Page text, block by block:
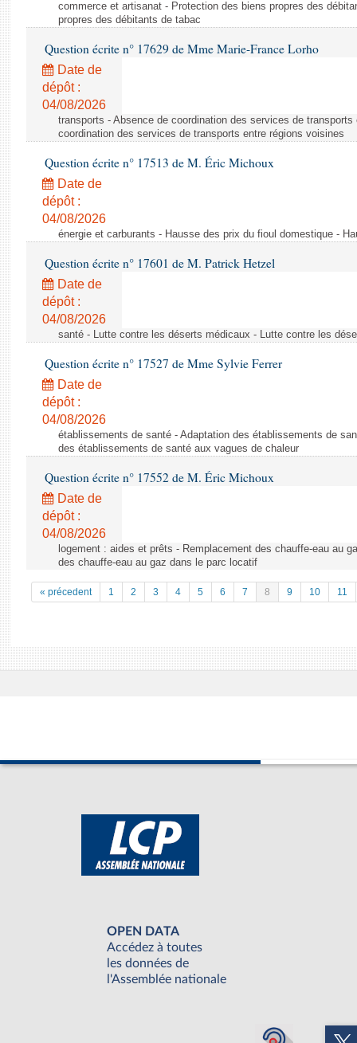
commerce et artisanat - Protection des biens propres des
propres des débitants de tabac
Question écrite n° 17629 de Mme Marie-France Lorho
Date de
dépôt :
04/08/2026
transports - Absence de coordination des services de
coordination des services de transports entre régions voisines
Question écrite n° 17513 de M. Éric Michoux
Date de
dépôt :
04/08/2026
énergie et carburants - Hausse des prix du fioul domestique -
Question écrite n° 17601 de M. Patrick Hetzel
Date de
dépôt :
04/08/2026
santé - Lutte contre les déserts médicaux - Lutte contre les
Question écrite n° 17527 de Mme Sylvie Ferrer
Date de
dépôt :
04/08/2026
établissements de santé - Adaptation des établissements de
des établissements de santé aux vagues de chaleur
Question écrite n° 17552 de M. Éric Michoux
Date de
dépôt :
04/08/2026
logement : aides et prêts - Remplacement des chauffe-eau au
des chauffe-eau au gaz dans le parc locatif
« précedent 1 2 3 4 5 6 7 8 9 10 11
OPEN DATA
Accédez à toutes
les données de
l'Assemblée nationale